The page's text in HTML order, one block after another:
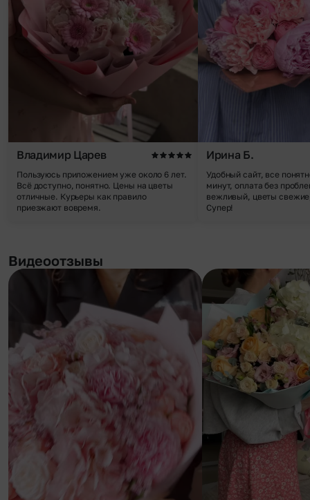
Владимир Царев
Пользуюсь приложением уже около 6 лет.
Всё доступно, понятно. Цены на цветы
отличные. Курьеры как правило
приезжают вовремя.
Ирина Б.
Удобный сайт, все
минут, оплата без
вежливый, цветы
Супер!
Видеоотзывы